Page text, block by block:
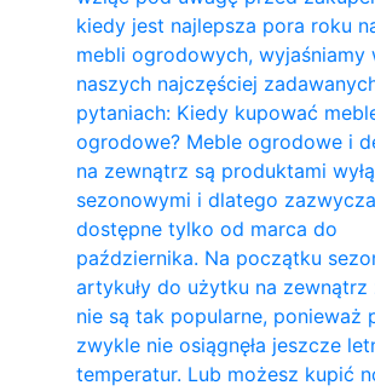
kiedy jest najlepsza pora roku
mebli ogrodowych, wyjaśniamy
naszych najczęściej
pytaniach: Kiedy kupować
ogrodowe? Meble ogrodowe i
na zewnątrz są produktami
sezonowymi i dlatego
dostępne tylko od marca do
października. Na początku
artykuły do ​​użytku na zewnątrz
nie są tak popularne, ponieważ
zwykle nie osiągnęła jeszcze
temperatur. Lub możesz kupić